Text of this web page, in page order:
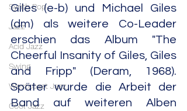
Synth Pop
Jazz
Acid Jazz
Swing
Westcoast Jazz
Cool Jazz
Giles (e-b) und Michael Giles
(dm) als weitere Co-Leader
erschien das Album "The
Cheerful Insanity of Giles, Giles
and Fripp" (Deram, 1968).
Später wurde die Arbeit der
Band auf weiteren Alben